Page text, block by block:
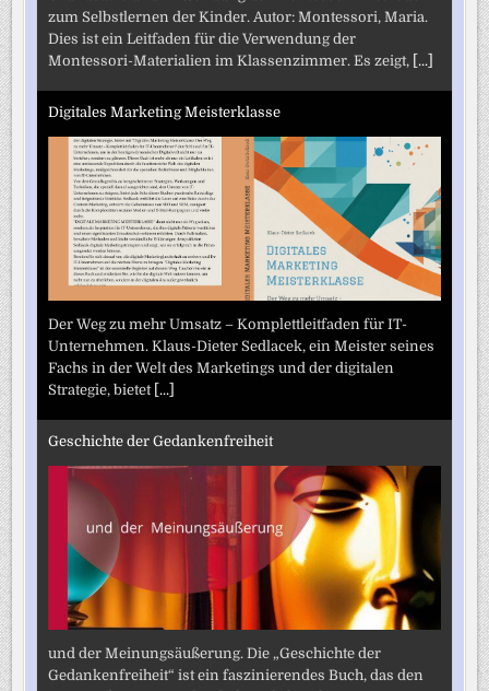
zum Selbstlernen der Kinder. Autor: Montessori, Maria.
Dies ist ein Leitfaden für die Verwendung der
Montessori-Materialien im Klassenzimmer. Es zeigt, [...]
Digitales Marketing Meisterklasse
Der Weg zu mehr Umsatz – Komplettleitfaden für IT-
Unternehmen. Klaus-Dieter Sedlacek, ein Meister seines
Fachs in der Welt des Marketings und der digitalen
Strategie, bietet [...]
Geschichte der Gedankenfreiheit
und der Meinungsäußerung. Die „Geschichte der
Gedankenfreiheit“ ist ein faszinierendes Buch, das den